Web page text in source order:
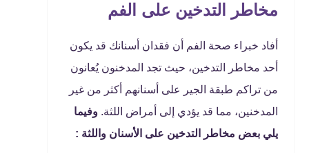
مخاطر التدخين على الفم
أفاد خبراء صحة الفم أن فقدان أسنانك قد يكون
أحد مخاطر التدخين، حيث تجد المدخنون يُعانون
من تراكم طبقة الجير على أسنانهم أكثر من غير
المدخنين، مما قد يؤدي إلى أمراض اللثة. وفيما
يلي بعض مخاطر التدخين على الأسنان واللثة :